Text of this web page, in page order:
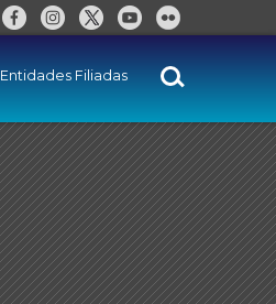
Entidades Filiadas